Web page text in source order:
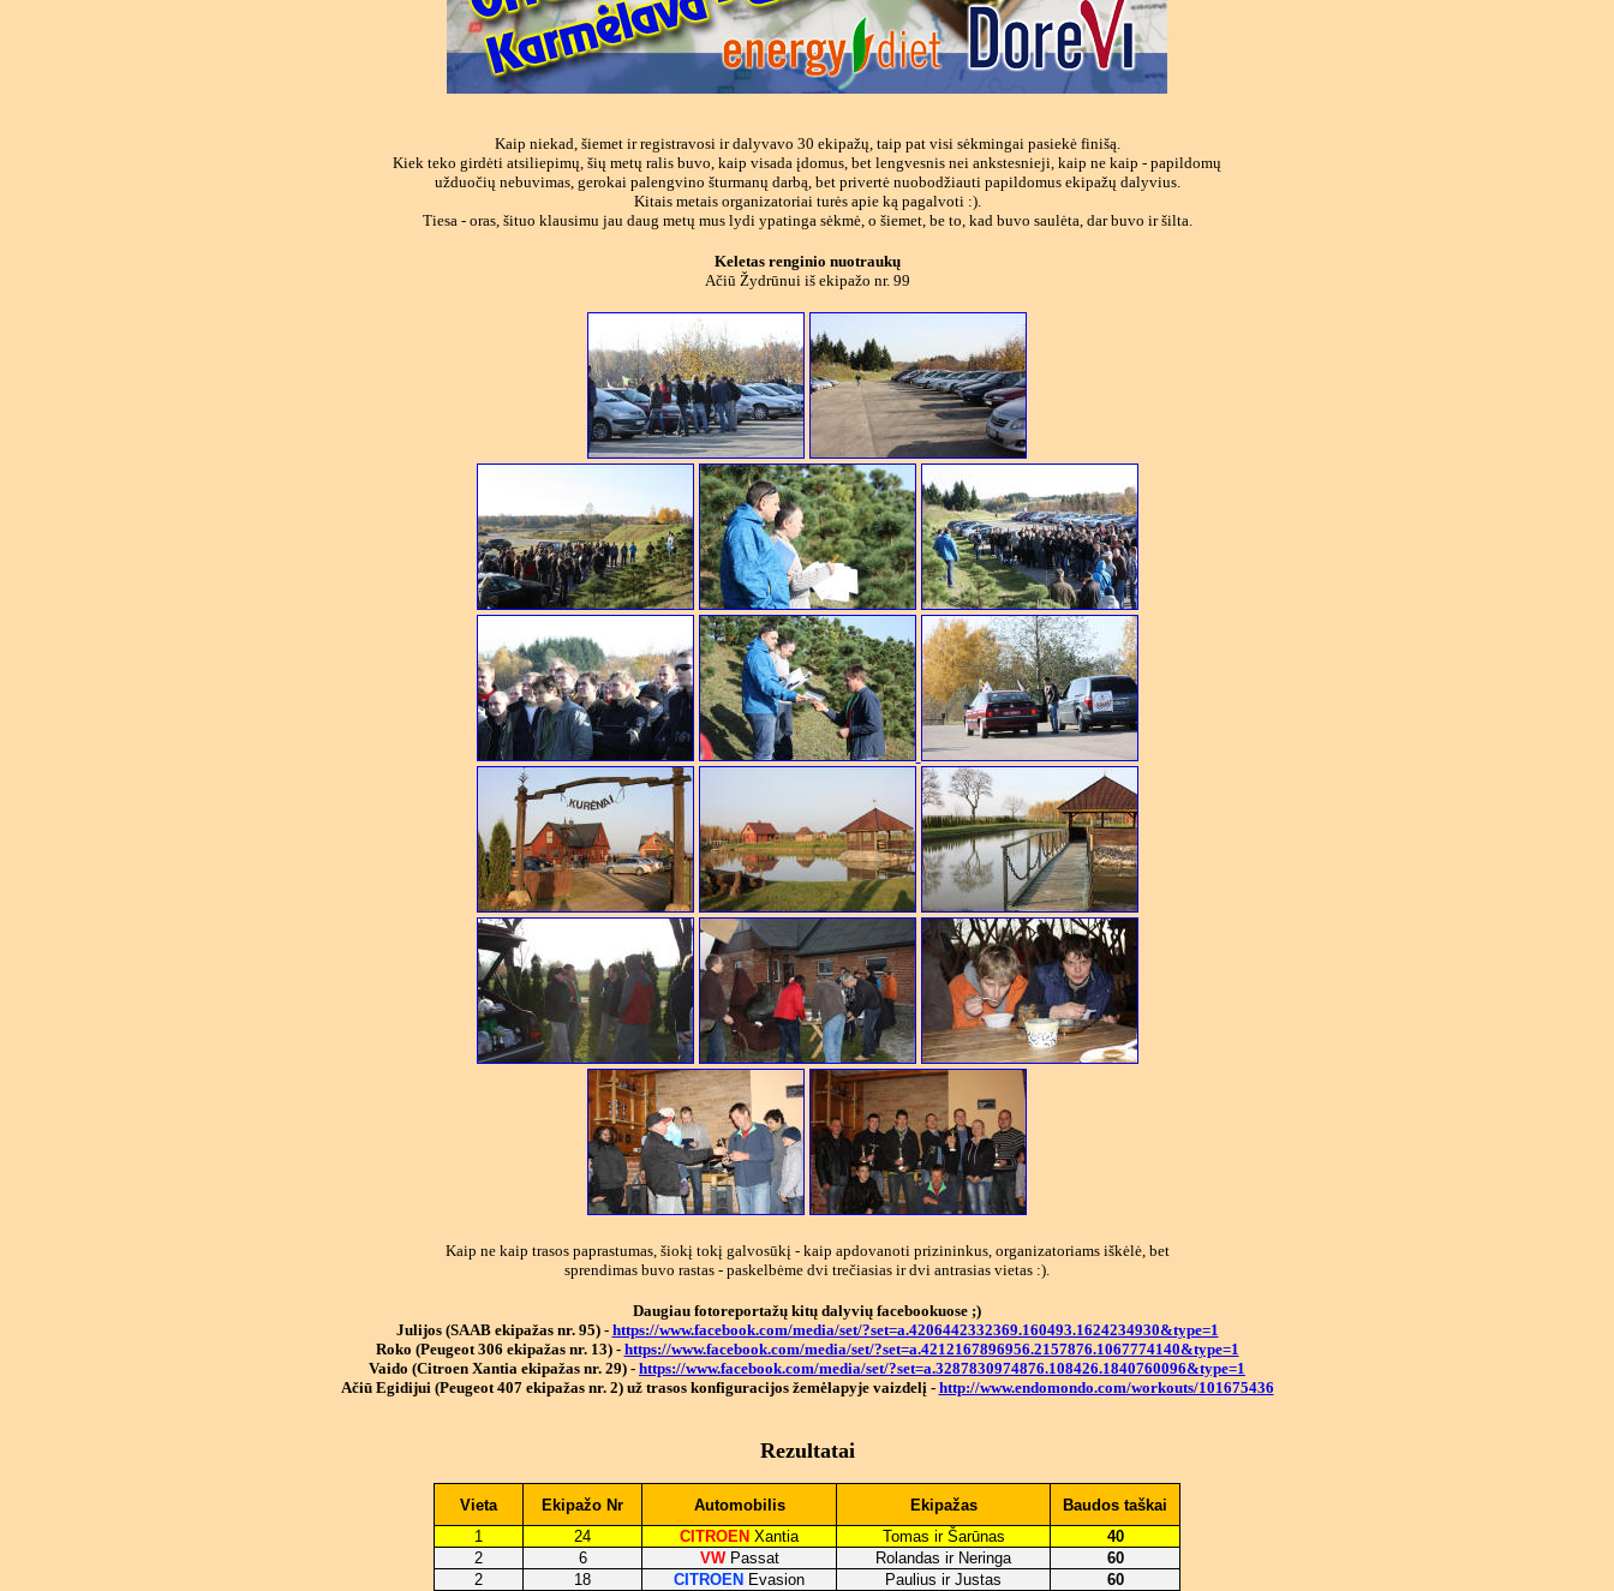
Kaip niekad, šiemet ir registravosi ir dalyvavo 30 ekipažų, taip pat visi sėkmingai pasiekė finišą.
Kiek teko girdėti atsiliepimų, šių metų ralis buvo, kaip visada įdomus, bet lengvesnis nei ankstesnieji, kaip ne kaip - papildomų
užduočių nebuvimas, gerokai palengvino šturmanų darbą, bet privertė nuobodžiauti papildomus ekipažų dalyvius.
Kitais metais organizatoriai turės apie ką pagalvoti :).
Tiesa - oras, šituo klausimu jau daug metų mus lydi ypatinga sėkmė, o šiemet, be to, kad buvo saulėta, dar buvo ir šilta.
Keletas renginio nuotraukų
Ačiū Žydrūnui iš ekipažo nr. 99
Kaip ne kaip trasos paprastumas, šiokį tokį galvosūkį - kaip apdovanoti prizininkus, organizatoriams iškėlė, bet
sprendimas buvo rastas - paskelbėme dvi trečiasias ir dvi antrasias vietas :).
Daugiau fotoreportažų kitų dalyvių facebookuose ;)
Julijos (SAAB ekipažas nr. 95) - https://www.facebook.com/media/set/?set=a.4206442332369.160493.1624234930&type=1
Roko (Peugeot 306 ekipažas nr. 13) - https://www.facebook.com/media/set/?set=a.4212167896956.2157876.1067774140&type=1
Vaido (Citroen Xantia ekipažas nr. 29) - https://www.facebook.com/media/set/?set=a.3287830974876.108426.1840760096&type=1
Ačiū Egidijui (Peugeot 407 ekipažas nr. 2) už trasos konfiguracijos žemėlapyje vaizdelį - http://www.endomondo.com/workouts/101675436
Rezultatai
Vieta Ekipažo Nr Automobilis Ekipažas
Baudos taškai
1
24 CITROEN Xantia Tomas ir Šarūnas
40
2
6 VWPassat Rolandas ir Neringa
60
2
18 CITROEN Evasion Paulius ir Justas
60